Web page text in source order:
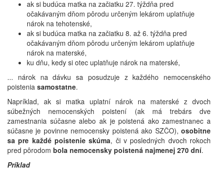
ak si budúca matka na začiatku 27. týždňa pred
očakávaným dňom pôrodu určeným lekárom uplatňuje
nárok na tehotenské,
ak si budúca matka na začiatku 8. až 6. týždňa pred
očakávaným dňom pôrodu určeným lekárom uplatňuje
nárok na materské,
ku dňu, kedy si otec uplatňuje nárok na materské,
... nárok na dávku sa posudzuje z každého nemocenského
poistenia samostatne.
Napríklad, ak si matka uplatní nárok na materské z dvoch
súbežných nemocenských poistení (ak má trebárs dve
zamestnania súčasne alebo ak je poistená ako zamestnanec a
súčasne je povinne nemocensky poistená ako SZČO), osobitne
sa pre každé poistenie skúma, či v posledných dvoch rokoch
pred pôrodom bola nemocensky poistená najmenej 270 dní.
Príklad